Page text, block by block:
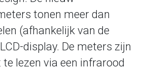
tonen meer dan
(afhankelijk van de
display. De meters zijn
lezen via een infrarood